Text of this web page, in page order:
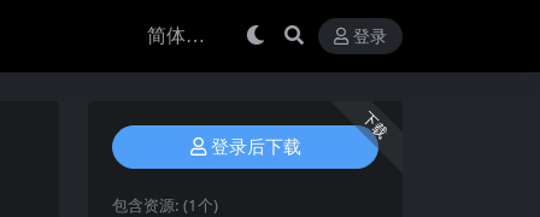
登录
下载
登录后下载
包含资源: (1个)